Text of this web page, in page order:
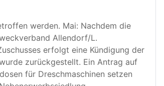
werden. Mai: Nachdem die
Allendorf/L.
erfolgt eine Kündigung der
zurückgestellt. Ein Antrag auf
für Dreschmaschinen setzen